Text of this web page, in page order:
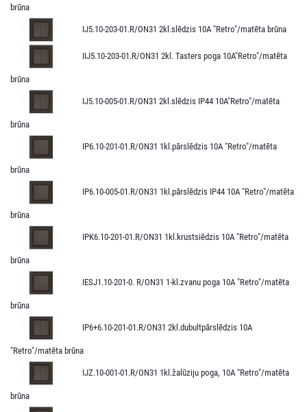
brūna
IJ5.10-203-01.R/ON31 2kl.slēdzis 10A "Retro"/matēta brūna
IIJ5.10-203-01.R/ON31 2kl. Tasters poga 10A"Retro"/matēta
brūna
IJ5.10-005-01.R/ON31 2kl.slēdzis IP44 10A"Retro"/matēta
brūna
IP6.10-201-01.R/ON31 1kl.pārslēdzis 10A "Retro"/matēta
brūna
IP6.10-005-01.R/ON31 1kl.pārslēdzis IP44 10A "Retro"/matēta
brūna
IPK6.10-201-01.R/ON31 1kl.krustsiēdzis 10A "Retro"/matēta
brūna
IESJ1.10-201-0. R/ON31 1-kl.zvanu poga 10A "Retro"/matēta
brūna
IP6+6.10-201-01.R/ON31 2kl.dubultpārslēdzis 10A
"Retro"/matēta brūna
IJZ.10-001-01.R/ON31 1kl.žalūziju poga, 10A "Retro"/matēta
brūna